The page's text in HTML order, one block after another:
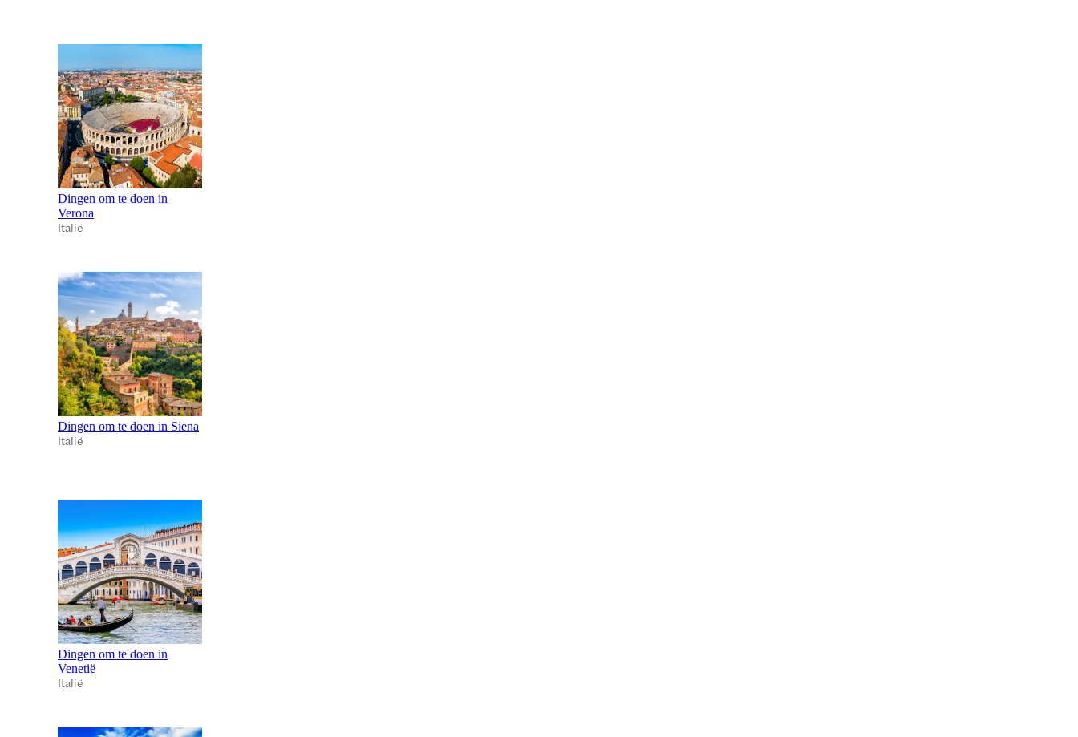
Dingen om te doen in
Verona
Italië
Dingen om te doen in Siena
Italië
Dingen om te doen in
Venetië
Italië